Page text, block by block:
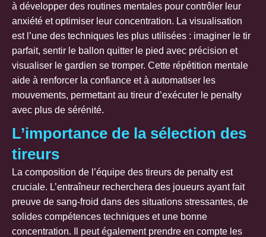
à développer des routines mentales pour contrôler leur
anxiété et optimiser leur concentration. La visualisation
est l’une des techniques les plus utilisées : imaginer le tir
parfait, sentir le ballon quitter le pied avec précision et
visualiser le gardien se tromper. Cette répétition mentale
aide à renforcer la confiance et à automatiser les
mouvements, permettant au tireur d’exécuter le penalty
avec plus de sérénité.
L’importance de la sélection des
tireurs
La composition de l’équipe des tireurs de penalty est
cruciale. L’entraîneur recherchera des joueurs ayant fait
preuve de sang-froid dans des situations stressantes, de
solides compétences techniques et une bonne
concentration. Il peut également prendre en compte les